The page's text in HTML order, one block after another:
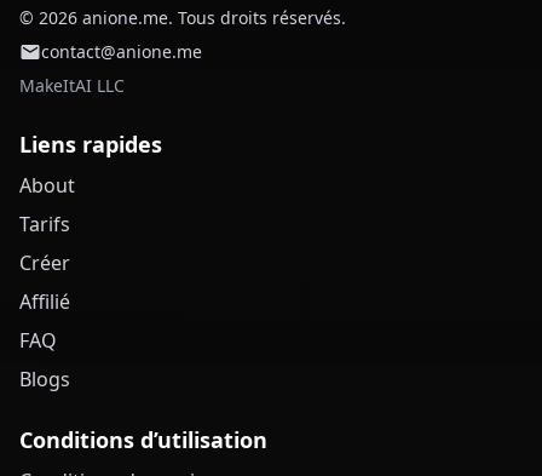
© 2026 anione.me. Tous droits réservés.
contact@anione.me
MakeItAI LLC
Liens rapides
About
Tarifs
Créer
Affilié
FAQ
Blogs
Conditions d’utilisation